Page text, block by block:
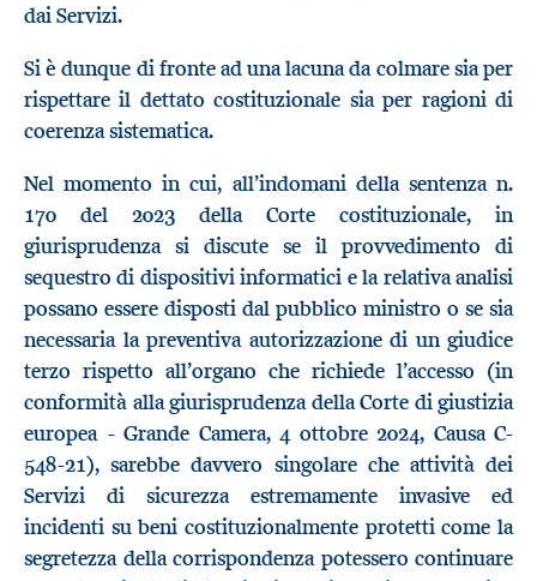
dai Servizi.
Si è dunque di fronte ad una lacuna da colmare sia per
rispettare il dettato costituzionale sia per ragioni di
coerenza sistematica.
Nel momento in cui, all’indomani della sentenza n.
170 del 2023 della Corte costituzionale, in
giurisprudenza si discute se il provvedimento di
sequestro di dispositivi informatici e la relativa analisi
possano essere disposti dal pubblico ministro o se sia
necessaria la preventiva autorizzazione di un giudice
terzo rispetto all’organo che richiede l’accesso (in
conformità alla giurisprudenza della Corte di giustizia
europea - Grande Camera, 4 ottobre 2024, Causa C-
548-21), sarebbe davvero singolare che attività dei
Servizi di sicurezza estremamente invasive ed
incidenti su beni costituzionalmente protetti come la
segretezza della corrispondenza potessero continuare